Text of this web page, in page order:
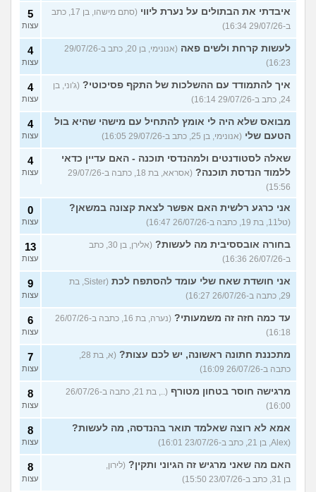
איבדתי את הבתולים על נערת ליווי
(סתם מישהו, בן 17, כתב
ב-29/07/26 16:34)
5
עצות
לעשות קרחת ולשים פאה
(אנונימי, בן 20, כתב ב-29/07/26
16:23)
4
עצות
איך להתמודד עם ההשלכות של התקף פסיכוטי? (ג'וני, בן
24, כתב ב-29/07/26 16:14)
4
עצות
מבואס שלא היה לי אומץ להתחיל עם מישהי שהיא בול
הטעם שלי (אנונימי, בן 25, כתב ב-29/07/26 16:05)
4
עצות
שאלה לסטודנטים ולמהנדסי תוכנה - האם עדיין כדאי
ללמוד הנדסת תוכנה?
(אסראא, בת 18, כתבה ב-29/07/26
15:56)
4
עצות
אני כרגע רלשית האם אפשר לצאת קצונה במשאן?
(טל11, בת 19, כתבה ב-26/07/26 16:47)
0
עצות
בחורה אובססיבית מה לעשות?
(אלירן, בן 30, כתב
ב-26/07/26 16:36)
13
עצות
אני חושדת שאח שלי עומד להסתפח לכת
(Sister, בת
29, כתבה ב-26/07/26 16:27)
9
עצות
עד כמה חזה זה משמעותי?
(נערה, בת 16, כתבה ב-26/07/26
16:18)
6
עצות
מתכננת חתונה ראשונה, יש לכם עצות?
(א, בת 28,
כתבה ב-26/07/26 16:09)
7
עצות
מרגישה חוסר בטחון מטורף
(.., בת 21, כתבה ב-26/07/26
16:00)
8
עצות
אמא לא רוצה שאלמד תואר בהנדסה, מה לעשות?
(Alex, בן 21, כתב ב-23/07/26 16:01)
8
עצות
האם מה שאני מרגיש זה הגיוני ותקין? (לירון,
בן 31, כתב ב-23/07/26 15:50)
8
עצות